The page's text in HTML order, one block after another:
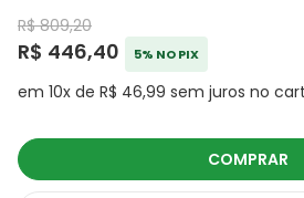
R$ 809,20
R$ 446,40 5% NO PIX
em 10x de R$ 46,99 sem juros no
COMPRAR